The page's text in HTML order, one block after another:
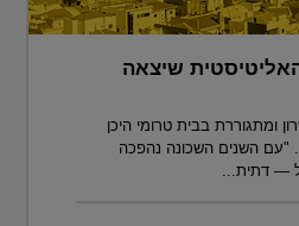
שיצאה
ומתגוררת בבית טרומי היכן
"עם השנים השכונה נהפכה
— דתית...